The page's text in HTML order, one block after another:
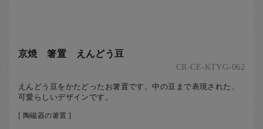
京焼 箸置 えんどう豆
CR-CE-KTYG-062
えんどう豆をかたどったお箸置です。中の豆まで表現された、
可愛らしいデザインです。
[ 陶磁器の箸置 ]